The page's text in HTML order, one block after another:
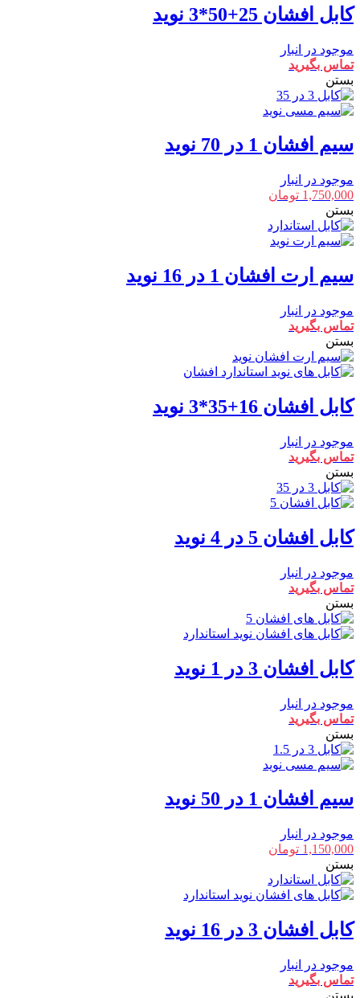
کابل افشان 25+50*3 نوید
موجود در انبار
تماس بگیرید
بستن
سیم افشان 1 در 70 نوید
موجود در انبار
1,750,000 تومان
بستن
سیم ارت افشان 1 در 16 نوید
موجود در انبار
تماس بگیرید
بستن
کابل افشان 16+35*3 نوید
موجود در انبار
تماس بگیرید
بستن
کابل افشان 5 در 4 نوید
موجود در انبار
تماس بگیرید
بستن
کابل افشان 3 در 1 نوید
موجود در انبار
تماس بگیرید
بستن
سیم افشان 1 در 50 نوید
موجود در انبار
1,150,000 تومان
بستن
کابل افشان 3 در 16 نوید
موجود در انبار
تماس بگیرید